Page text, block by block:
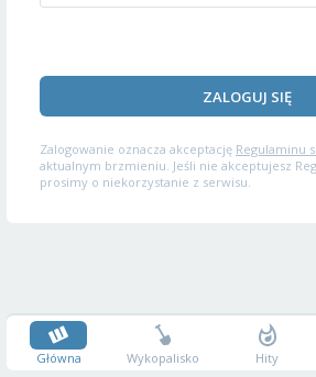
ZALOGUJ SIĘ
Zalogowanie oznacza akceptację Regulaminu
aktualnym brzmieniu. Jeśli nie akceptujesz
prosimy o niekorzystanie z serwisu.
Główna Wykopalisko Hity